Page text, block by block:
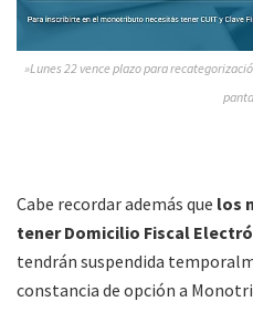
»Lunes 22 vence plazo para
Cabe recordar además que los
tener Domicilio Fiscal
tendrán suspendida
constancia de opción a